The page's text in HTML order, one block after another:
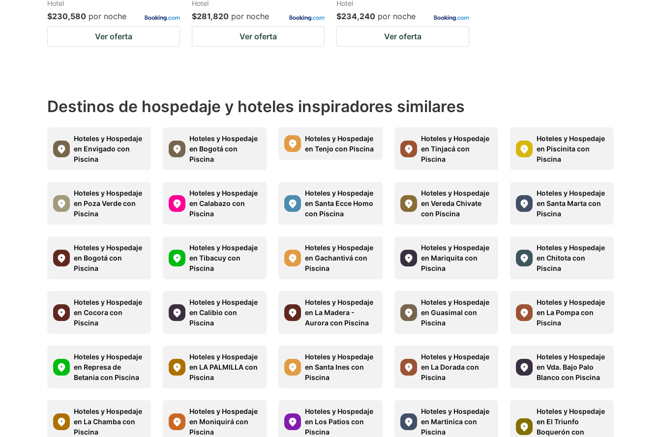
Hotel
$230,580 por noche
Ver oferta
Hotel
$281,820 por noche
Ver oferta
Hotel
$234,240 por noche
Ver oferta
Destinos de hospedaje y hoteles inspiradores similares
Hoteles y Hospedaje
en Envigado con
Piscina
Hoteles y Hospedaje
en Bogotá con
Piscina
Hoteles y Hospedaje
en Tenjo con Piscina
Hoteles y Hospedaje
en Tinjacá con
Piscina
Hoteles y Hospedaje
en Piscinita con
Piscina
Hoteles y Hospedaje
en Poza Verde con
Piscina
Hoteles y Hospedaje
en Calabazo con
Piscina
Hoteles y Hospedaje
en Santa Ecce Homo
con Piscina
Hoteles y Hospedaje
en Vereda Chivate
con Piscina
Hoteles y Hospedaje
en Santa Marta con
Piscina
Hoteles y Hospedaje
en Bogotá con
Piscina
Hoteles y Hospedaje
en Tibacuy con
Piscina
Hoteles y Hospedaje
en Gachantivá con
Piscina
Hoteles y Hospedaje
en Mariquita con
Piscina
Hoteles y Hospedaje
en Chitota con
Piscina
Hoteles y Hospedaje
en Cocora con
Piscina
Hoteles y Hospedaje
en Calibio con
Piscina
Hoteles y Hospedaje
en La Madera -
Aurora con Piscina
Hoteles y Hospedaje
en Guasimal con
Piscina
Hoteles y Hospedaje
en La Pompa con
Piscina
Hoteles y Hospedaje
en Represa de
Betania con Piscina
Hoteles y Hospedaje
en LA PALMILLA con
Piscina
Hoteles y Hospedaje
en Santa Ines con
Piscina
Hoteles y Hospedaje
en La Dorada con
Piscina
Hoteles y Hospedaje
en Vda. Bajo Palo
Blanco con Piscina
Hoteles y Hospedaje
en La Chamba con
Piscina
Hoteles y Hospedaje
en Moniquirá con
Piscina
Hoteles y Hospedaje
en Los Patios con
Piscina
Hoteles y Hospedaje
en Martinica con
Piscina
Hoteles y Hospedaje
en El Triunfo
Boquerón con